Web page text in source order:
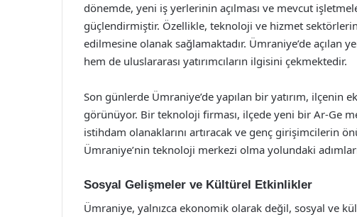
dönemde, yeni iş yerlerinin açılması ve mevcut
güçlendirmiştir. Özellikle, teknoloji ve hizmet
edilmesine olanak sağlamaktadır. Ümraniye’de açılan
hem de uluslararası yatırımcıların ilgisini çekmektedir.
Son günlerde Ümraniye’de yapılan bir yatırım, ilçenin
görünüyor. Bir teknoloji firması, ilçede yeni bir Ar-Ge
istihdam olanaklarını artıracak ve genç girişimcilerin
Ümraniye’nin teknoloji merkezi olma yolundaki
Sosyal Gelişmeler ve Kültürel Etkinlikler
Ümraniye, yalnızca ekonomik olarak değil, sosyal ve